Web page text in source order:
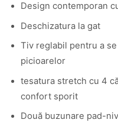
Design contemporan
Deschizatura la gat
Tiv reglabil pentru a
picioarelor
tesatura stretch cu 4
confort sporit
Două buzunare pad-